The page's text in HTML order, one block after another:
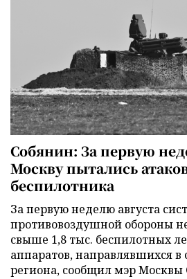
Собянин: За первую
Москву пытались
беспилотника
За первую неделю августа
противовоздушной обороны
свыше 1,8 тыс. беспилотных
аппаратов, направлявшихся в
региона, сообщил мэр Москвы